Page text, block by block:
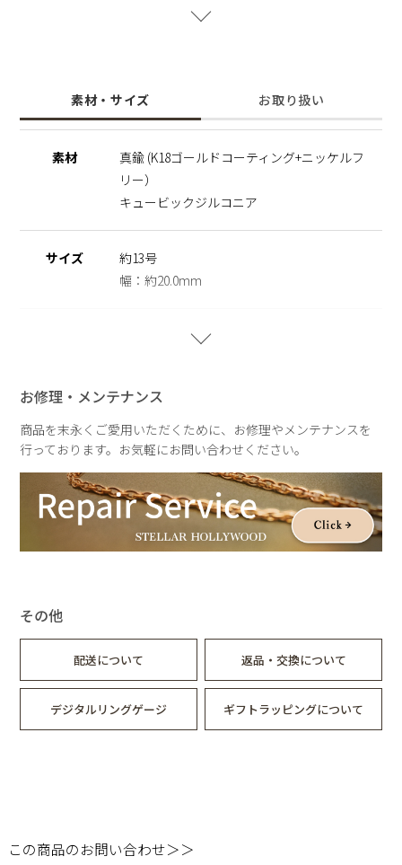
上がります。
幅広でありながら、ラインの美しさと控えめな輝きが軽やかな
日常の装いに上品なアクセントを添え、コーディネートをさり
げなく格上げしてくれるリングです。
ニッケルフリーを使用することで肌にやさしく金属アレルギー
※ニッケルフリー
金属製のアクセサリーに含まれるニッケルで引き起こるアレル
ひとしずくの光が描く軌跡を、ジュエリーに映し取ったコレク
ション。
雨粒が静かに落ちる瞬間や、光をまとってきらめく情景をイメ
ージしたデザインが、繊細な輝きを生み出します。
やさしい余韻を添えて。
雨の日さえも、少し好きになる。ふとした瞬間を特別にするシ
リーズです。
素材・サイズ お取り扱い
素材
真鍮 (K18ゴールドコーティング+ニッケルフ
リー）
キュービックジルコニア
サイズ
約13号
幅：約20.0mm
お修理・メンテナンス
商品を末永くご愛用いただくために、お修理やメンテナンスを
行っております。お気軽にお問い合わせください。
その他
配送について 返品・交換について
デジタルリングゲージ ギフトラッピングについて
この商品のお問い合わせ＞＞